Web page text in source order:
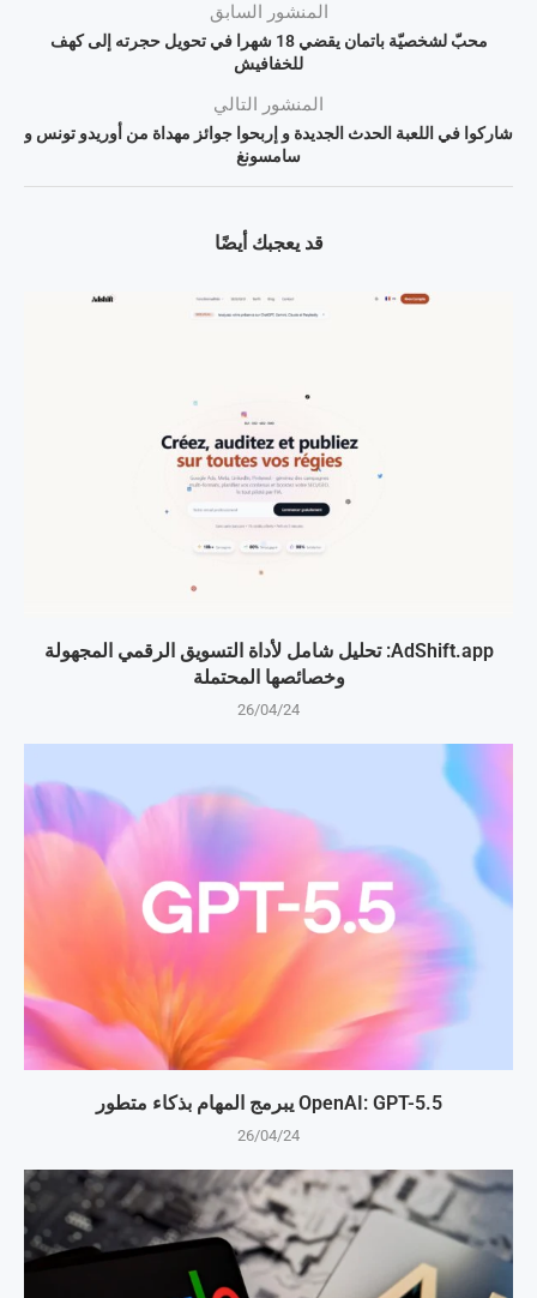
المنشور السابق
محبّ لشخصيّة باتمان يقضي 18 شهرا في تحويل حجرته إلى كهف
للخفافيش
المنشور التالي
شاركوا في اللعبة الحدث الجديدة و إربحوا جوائز مهداة من أوريدو تونس و
سامسونغ
قد يعجبك أيضًا
AdShift.app: تحليل شامل لأداة التسويق الرقمي المجهولة
وخصائصها المحتملة
26/04/24
OpenAI: GPT-5.5 يبرمج المهام بذكاء متطور
26/04/24